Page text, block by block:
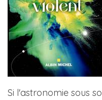
Si l'astronomie sous